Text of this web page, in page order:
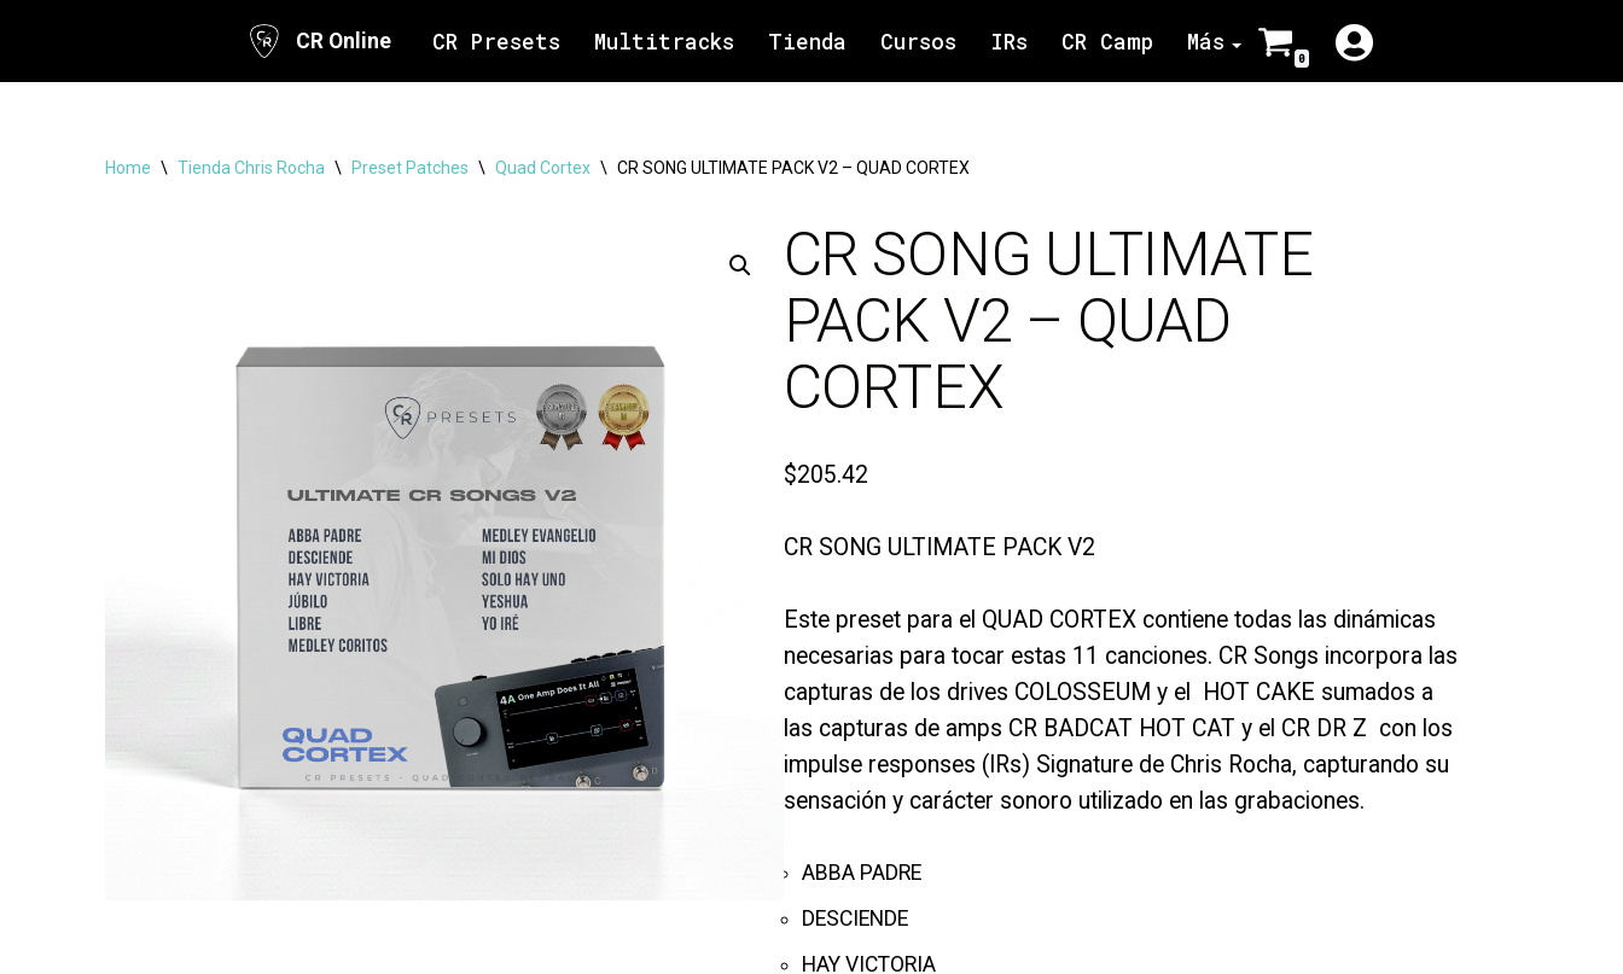
CR Online CR Presets Multitracks Tienda Cursos IRs CR Camp Más
0
Home \ Tienda Chris Rocha \ Preset Patches \ Quad Cortex \ CR SONG ULTIMATE PACK V2 – QUAD CORTEX
CR SONG ULTIMATE
PACK V2 – QUAD
CORTEX
$205.42
CR SONG ULTIMATE PACK V2
Este preset para el QUAD CORTEX contiene todas las dinámicas
necesarias para tocar estas 11 canciones. CR Songs incorpora las
capturas de los drives COLOSSEUM y el HOT CAKE sumados a
las capturas de amps CR BADCAT HOT CAT y el CR DR Z con los
impulse responses (IRs) Signature de Chris Rocha, capturando su
sensación y carácter sonoro utilizado en las grabaciones.
ABBA PADRE
DESCIENDE
HAY VICTORIA